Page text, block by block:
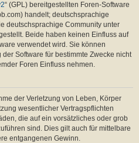
“ (GPL) bereitgestellten Foren-Software
handelt; deutschsprachige
deutschsprachige Community unter
Beide haben keinen Einfluss auf
verwendet wird. Sie können
Software für bestimmte Zwecke nicht
Foren Einfluss nehmen.
der Verletzung von Leben, Körper
wesentlicher Vertragspflichten
die auf ein vorsätzliches oder grob
sind. Dies gilt auch für mittelbare
entgangenen Gewinn.